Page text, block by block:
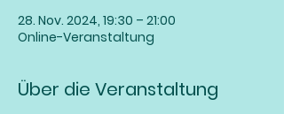
28. Nov. 2024, 19:30 – 21:00
Online-Veranstaltung
Über die Veranstaltung